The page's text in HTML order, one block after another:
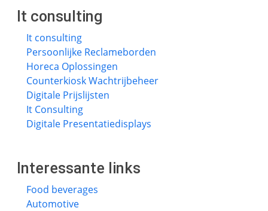
It consulting
It consulting
Persoonlijke Reclameborden
Horeca Oplossingen
Counterkiosk Wachtrijbeheer
Digitale Prijslijsten
It Consulting
Digitale Presentatiedisplays
Interessante links
Food beverages
Automotive